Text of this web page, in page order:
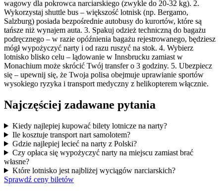
wagowy dla pokrowca narciarskiego (zwykle do 20-32 kg). 2.
Wykorzystaj shuttle bus – większość lotnisk (np. Bergamo,
Salzburg) posiada bezpośrednie autobusy do kurortów, które są
tańsze niż wynajem auta. 3. Spakuj odzież techniczną do bagażu
podręcznego – w razie opóźnienia bagażu rejestrowanego, będziesz
mógł wypożyczyć narty i od razu ruszyć na stok. 4. Wybierz
lotnisko blisko celu – lądowanie w Innsbrucku zamiast w
Monachium może skrócić Twój transfer o 3 godziny. 5. Ubezpiecz
się – upewnij się, że Twoja polisa obejmuje uprawianie sportów
wysokiego ryzyka i transport medyczny z helikopterem włącznie.
Najczęściej zadawane pytania
Kiedy najlepiej kupować bilety lotnicze na narty?
Ile kosztuje transport nart samolotem?
Gdzie najlepiej lecieć na narty z Polski?
Czy opłaca się wypożyczyć narty na miejscu zamiast brać
własne?
Które lotnisko jest najbliżej wyciągów narciarskich?
Sprawdź ceny biletów